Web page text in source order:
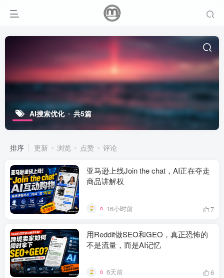
AI搜索优化 共5篇
排序 更新 浏览 点赞 评论
亚马逊上线Join the chat，AI正在夺走
商品讲解权
16小时前 7
用Reddit做SEO和GEO，真正恐怖的
不是流量，而是AI记忆
6天前 6